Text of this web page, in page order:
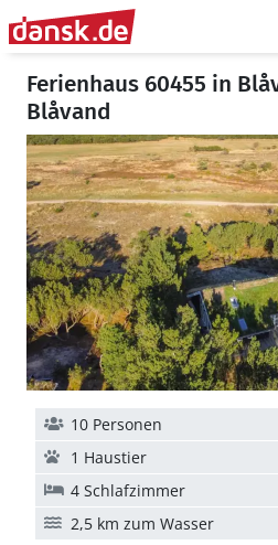
Ferienhaus 60455 in
Blåvand
10 Personen
1 Haustier
4 Schlafzimmer
2,5 km zum Wasser